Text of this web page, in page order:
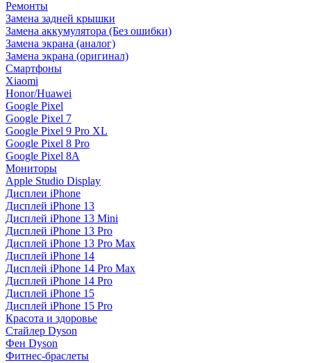
Ремонты
Замена задней крышки
Замена аккумулятора (Без ошибки)
Замена экрана (аналог)
Замена экрана (оригинал)
Смартфоны
Xiaomi
Honor/Huawei
Google Pixel
Google Pixel 7
Google Pixel 9 Pro XL
Google Pixel 8 Pro
Google Pixel 8A
Мониторы
Apple Studio Display
Дисплеи iPhone
Дисплей iPhone 13
Дисплей iPhone 13 Mini
Дисплей iPhone 13 Pro
Дисплей iPhone 13 Pro Max
Дисплей iPhone 14
Дисплей iPhone 14 Pro Max
Дисплей iPhone 14 Pro
Дисплей iPhone 15
Дисплей iPhone 15 Pro
Красота и здоровье
Стайлер Dyson
Фен Dyson
Фитнес-браслеты